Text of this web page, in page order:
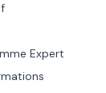
Expert